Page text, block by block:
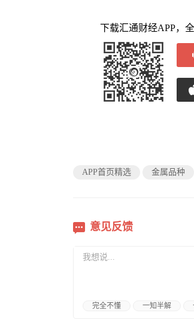
下载汇通财经APP，
APP首页精选 金属品种
意见反馈
完全不懂 一知半解